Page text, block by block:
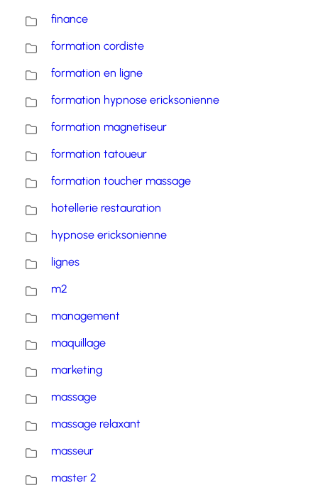
finance
formation cordiste
formation en ligne
formation hypnose ericksonienne
formation magnetiseur
formation tatoueur
formation toucher massage
hotellerie restauration
hypnose ericksonienne
lignes
m2
management
maquillage
marketing
massage
massage relaxant
masseur
master 2